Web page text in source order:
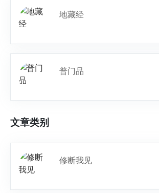
地藏经
普门品
文章类别
修断我见